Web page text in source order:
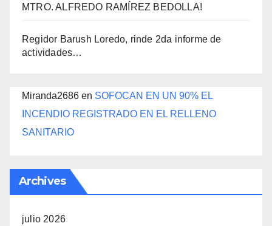
MTRO. ALFREDO RAMÍREZ BEDOLLA!
Regidor Barush Loredo, rinde 2da informe de
actividades…
Miranda2686 en SOFOCAN EN UN 90% EL
INCENDIO REGISTRADO EN EL RELLENO
SANITARIO
Archives
julio 2026